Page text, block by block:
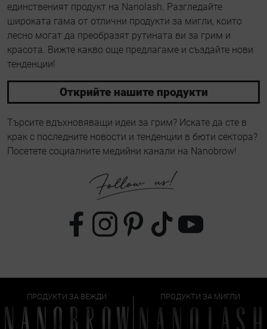
единственият продукт на Nanolash. Разгледайте
широката гама от отлични продукти за мигли, които
лесно могат да преобразят рутината ви за грим и
красота. Вижте какво още предлагаме и създайте нови
тенденции!
Открийте нашите продукти
Търсите вдъхновяващи идеи за грим? Искате да сте в
крак с последните новости и тенденции в бюти сектора?
Посетете социалните медийни канали на Nanobrow!
ПРОДУКТИ ЗА ВЕЖДИ ПРОДУКТИ ЗА МИГЛИ